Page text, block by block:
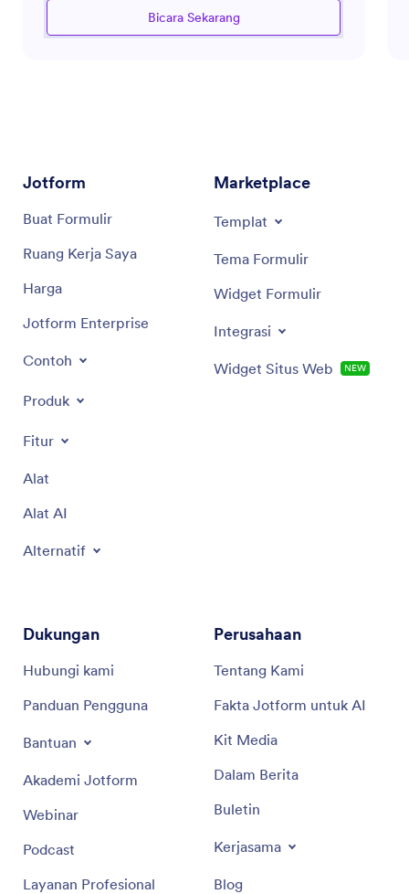
organisasi. Baik itu merancang deskripsi pekerjaan,
mengembangkan program pelatihan, atau
Bicara Sekarang
Jotform
Buat Formulir
Ruang Kerja Saya
Harga
Jotform Enterprise
Contoh
Produk
Fitur
Alat
Alat AI
Alternatif
Marketplace
Templat
Tema Formulir
Widget Formulir
Integrasi
Widget Situs Web NEW
Dukungan
Hubungi kami
Panduan Pengguna
Bantuan
Akademi Jotform
Webinar
Podcast
Layanan Profesional
Perusahaan
Tentang Kami
Fakta Jotform untuk AI
Kit Media
Dalam Berita
Buletin
Kerjasama
Blog